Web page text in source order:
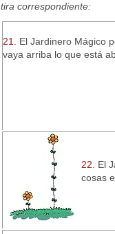
tira correspondiente:
21.
El Jardinero Mágico
vaya arriba lo que está
22.
El
cosas